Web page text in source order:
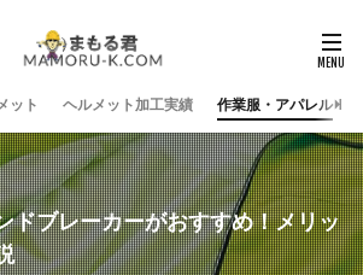
ット ヘルメット加工実績 作業服・アパレル
ドブレーカーがおすすめ！メリッ